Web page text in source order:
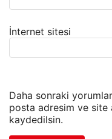
İnternet sitesi
Daha sonraki
posta adresim ve site
kaydedilsin.